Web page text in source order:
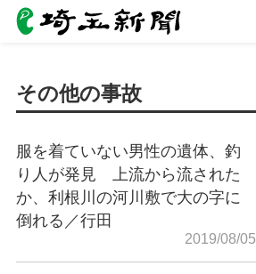
その他の事故
服を着ていない男性の遺体、釣
り人が発見 上流から流された
か、利根川の河川敷で大の字に
倒れる／行田
2019/08/05